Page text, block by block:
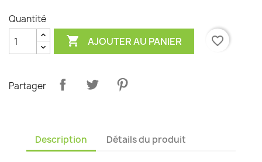
Quantité
 AJOUTER AU PANIER favorite_border
Partager
Description Détails du produit